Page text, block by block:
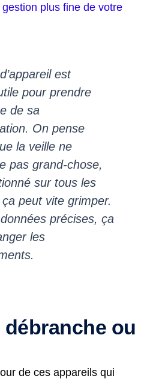
gestion plus fine de votre
est
pour prendre
de sa
On pense
la veille ne
pas grand-chose,
sur tous les
peut vite grimper.
précises, ça
les
ou
de ces appareils qui